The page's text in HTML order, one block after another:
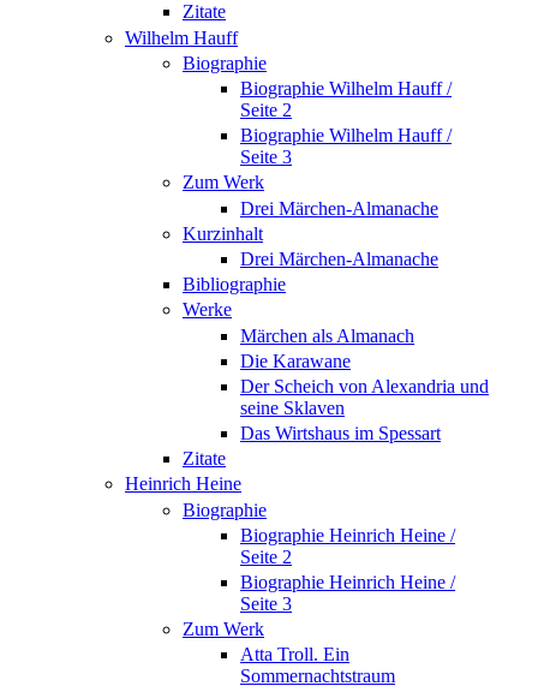
Zitate
Wilhelm Hauff
Biographie
Biographie Wilhelm Hauff /
Seite 2
Biographie Wilhelm Hauff /
Seite 3
Zum Werk
Drei Märchen-Almanache
Kurzinhalt
Drei Märchen-Almanache
Bibliographie
Werke
Märchen als Almanach
Die Karawane
Der Scheich von Alexandria und
seine Sklaven
Das Wirtshaus im Spessart
Zitate
Heinrich Heine
Biographie
Biographie Heinrich Heine /
Seite 2
Biographie Heinrich Heine /
Seite 3
Zum Werk
Atta Troll. Ein
Sommernachtstraum